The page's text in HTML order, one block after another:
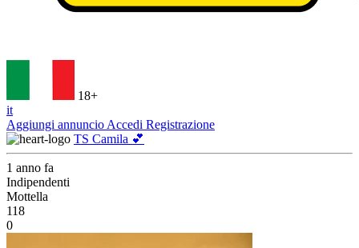
18+
it
Aggiungi annuncio Accedi Registrazione
TS Camila 💕
1 anno fa
Indipendenti
Mottella
118
0